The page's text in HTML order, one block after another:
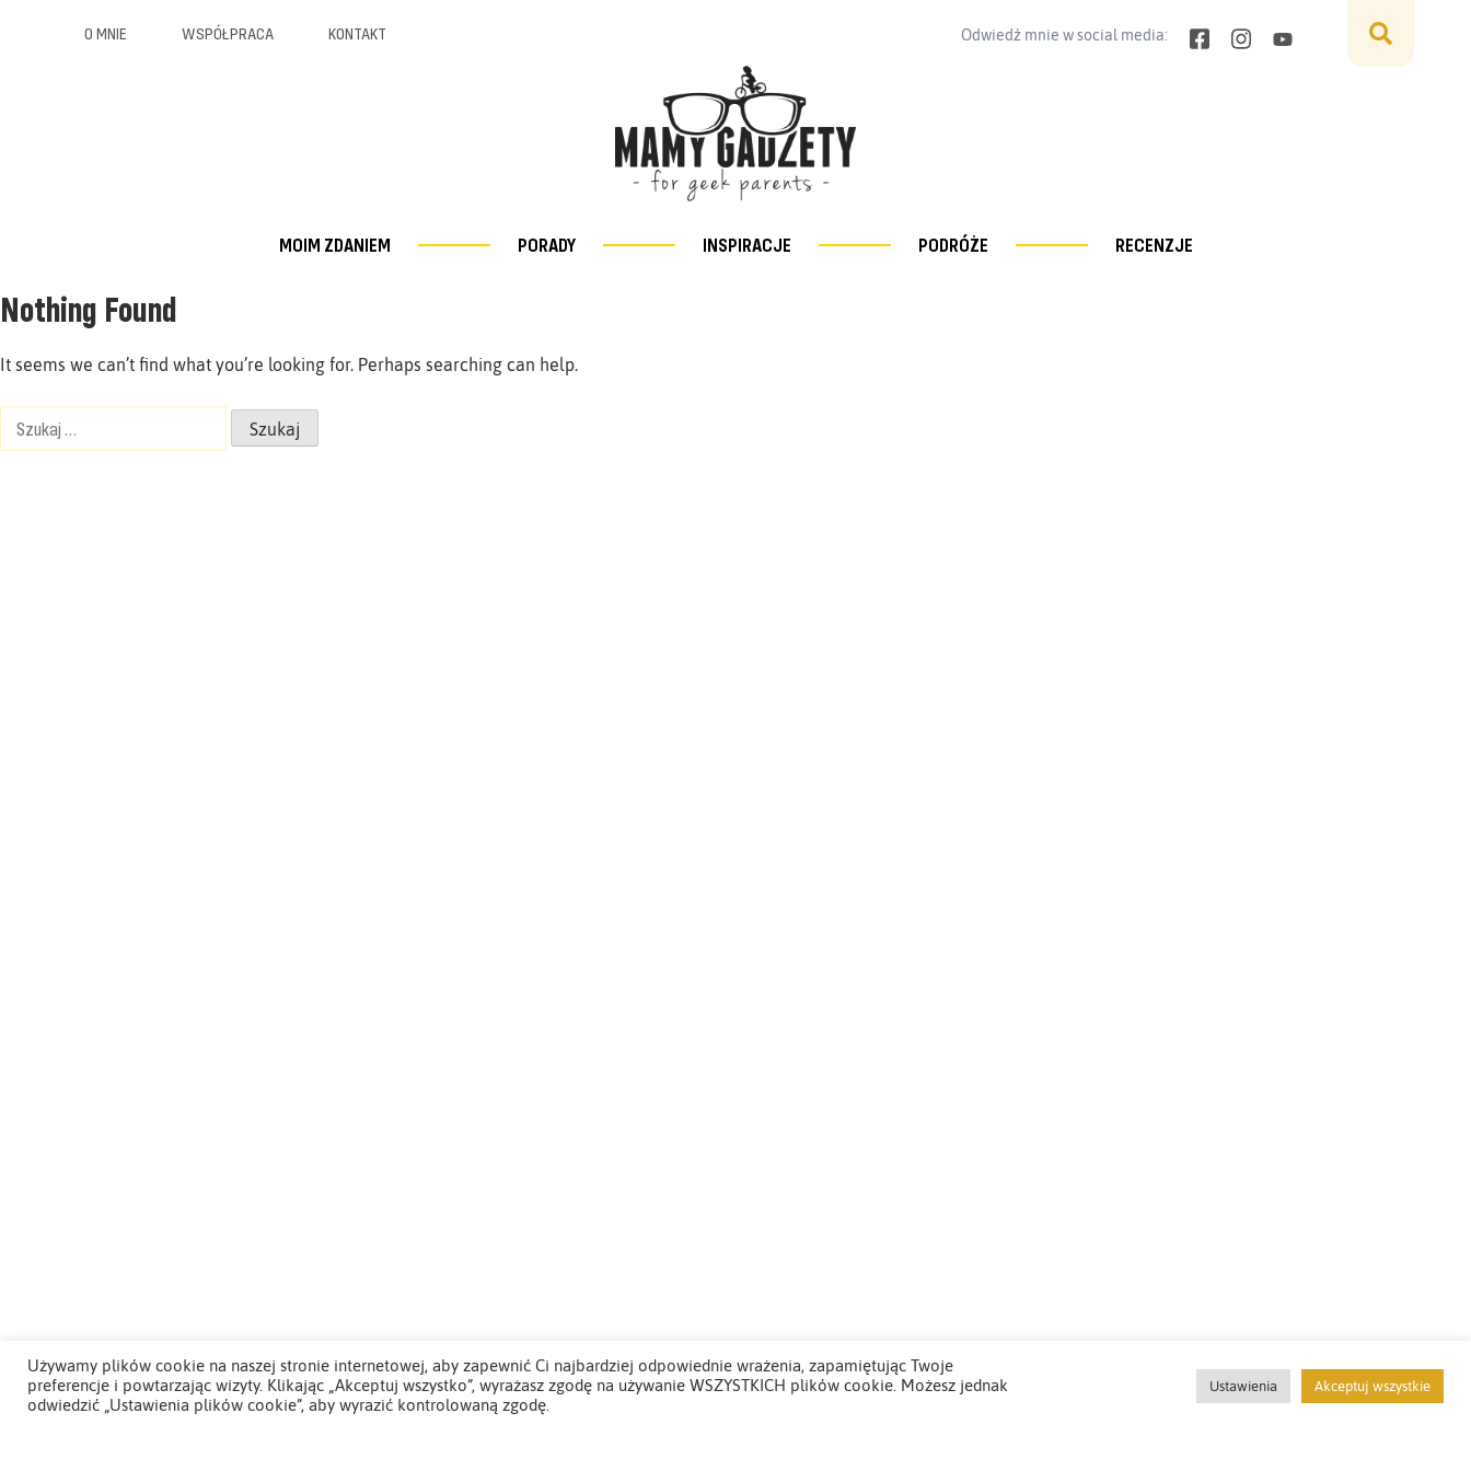
O MNIE WSPÓŁPRACA KONTAKT Odwiedź mnie w social media:
MOIM ZDANIEM PORADY INSPIRACJE PODRÓŻE RECENZJE
Nothing Found
It seems we can’t find what you’re looking for. Perhaps searching can help.
Szukaj:
Używamy plików cookie na naszej stronie internetowej, aby zapewnić Ci najbardziej odpowiednie wrażenia, zapamiętując Twoje
preferencje i powtarzając wizyty. Klikając „Akceptuj wszystko”, wyrażasz zgodę na używanie WSZYSTKICH plików cookie. Możesz jednak
odwiedzić „Ustawienia plików cookie”, aby wyrazić kontrolowaną zgodę.
Ustawienia Akceptuj wszystkie